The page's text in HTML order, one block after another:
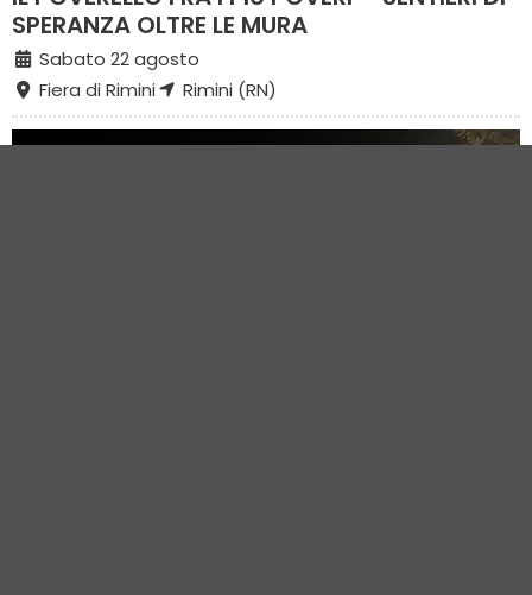
SPERANZA OLTRE LE MURA
Sabato 22 agosto
Fiera di Rimini
Rimini (RN)